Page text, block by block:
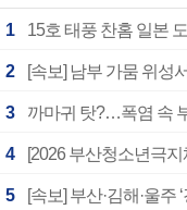
1 15호 태풍 찬홈 일본
2 [속보] 남부 가뭄 위성
3 까마귀 탓?…폭염 속
4
5 [속보] 부산·김해·울